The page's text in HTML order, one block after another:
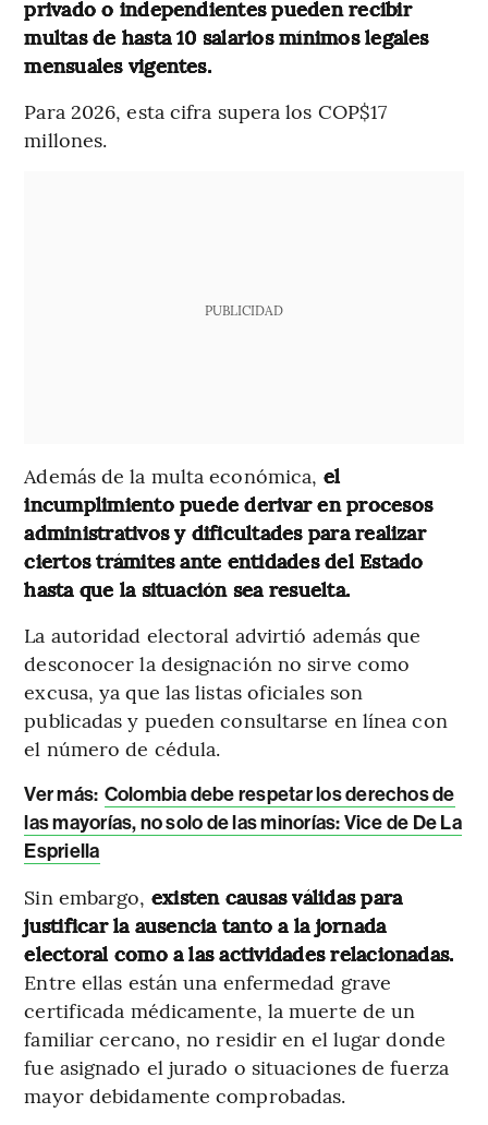
privado o independientes pueden recibir
multas de hasta 10 salarios mínimos legales
mensuales vigentes.
Para 2026, esta cifra supera los COP$17
millones.
PUBLICIDAD
Además de la multa económica, el
incumplimiento puede derivar en procesos
administrativos y dificultades para realizar
ciertos trámites ante entidades del Estado
hasta que la situación sea resuelta.
La autoridad electoral advirtió además que
desconocer la designación no sirve como
excusa, ya que las listas oficiales son
publicadas y pueden consultarse en línea con
el número de cédula.
Ver más: Colombia debe respetar los derechos de
las mayorías, no solo de las minorías: Vice de De La
Espriella
Sin embargo, existen causas válidas para
justificar la ausencia tanto a la jornada
electoral como a las actividades relacionadas.
Entre ellas están una enfermedad grave
certificada médicamente, la muerte de un
familiar cercano, no residir en el lugar donde
fue asignado el jurado o situaciones de fuerza
mayor debidamente comprobadas.